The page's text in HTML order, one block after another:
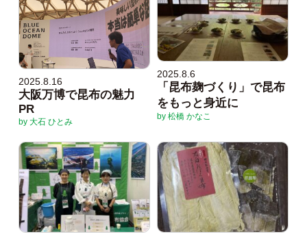
2025.8.16
大阪万博で昆布の魅力
PR
by 大石 ひとみ
2025.8.6
「昆布麹づくり」で昆布
をもっと身近に
by 松橋 かなこ